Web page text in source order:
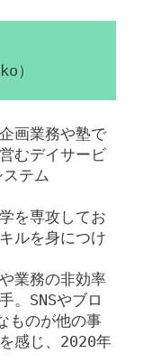
）
画業務や塾で
むデイサービ
テム
を専攻してお
ルを身につけ
業務の非効率
。SNSやブロ
ものが他の事
感じ、2020年